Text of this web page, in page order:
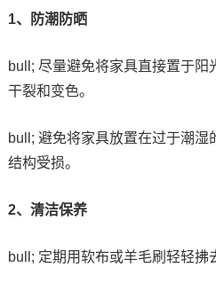
1、防潮防晒
bull; 尽量避免将家具直接置于阳
干裂和变色。
bull; 避免将家具放置在过于潮湿
结构受损。
2、清洁保养
bull; 定期用软布或羊毛刷轻轻拂